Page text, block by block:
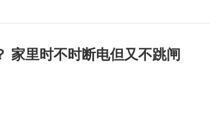
家里时不时断电但又不跳闸